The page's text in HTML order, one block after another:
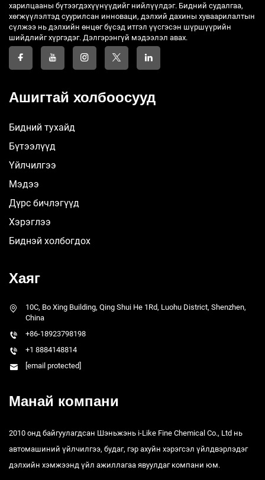
харилцааны бүтээгдэхүүнүүдийг нийлүүлдэг. Бидний судалгаа,
хөгжүүлэлтэд суурилсан инноваци, дэлхий дахины хуваарилалтын
сүлжээ нь дэлхийн өнцөг бүсэд итгэл үүсгэсэн шүршүүрийн
шийдлийг хүргэдэг. Дэлгэрэнгүй мэдээлэл авах.
Ашигтай холбоосууд
Бидний тухайд
Бүтээлүүд
Үйлчилгээ
Мэдээ
Дүрс бичлэгүүд
Хэрэглээ
Биднэй холбогдох
Хаяг
10C, Bo Xing Building, Qing Shui He 1Rd, Luohu District, Shenzhen,
China
+86-18923798198
+1 8884148814
[email protected]
Манай компани
2010 онд байгуулагдсан Шэньжэнь i-Like Fine Chemical Co., Ltd нь
автомашиний үйлчилгээ, будаг, гэр ахуйн хэрэгсэл үйлдвэрлэдэг
дэлхийн хэмжээнд үйл ажиллагаа явуулдаг компани юм.